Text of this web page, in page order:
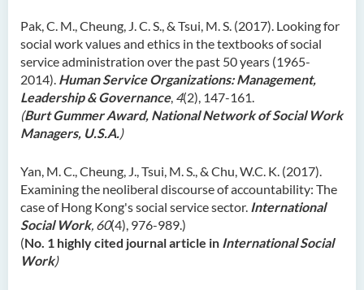
Pak, C. M., Cheung, J. C. S., & Tsui, M. S. (2017). Looking for
social work values and ethics in the textbooks of social
service administration over the past 50 years (1965-
2014). Human Service Organizations: Management,
Leadership & Governance, 4(2), 147-161.
(Burt Gummer Award, National Network of Social Work
Managers, U.S.A.)
Yan, M. C., Cheung, J., Tsui, M. S., & Chu, W.C. K. (2017).
Examining the neoliberal discourse of accountability: The
case of Hong Kong's social service sector. International
Social Work, 60(4), 976-989.)
(No. 1 highly cited journal article in International Social
Work)